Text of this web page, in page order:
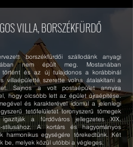
VILLA, BORSZÉKFÜRDŐ
borszékfürdői szállodánk anyagi
nem épült meg. Mostanában
történt és az új tulajdonos a korábbinál
villaépületté szerette volna átalakítani a
Sajnos a volt postaépület annyira
hogy olcsóbb lett az épület újraépítése.
és karakterével idomul a jelenlegi
tetőfelületet toronyszerű tömegek
a fürdőváros jellegzetes XIX.
stílusához. A kortárs és hagyományos
harmonikus egységére törekedtünk. Két
be, melyek közül utóbbi a végleges.